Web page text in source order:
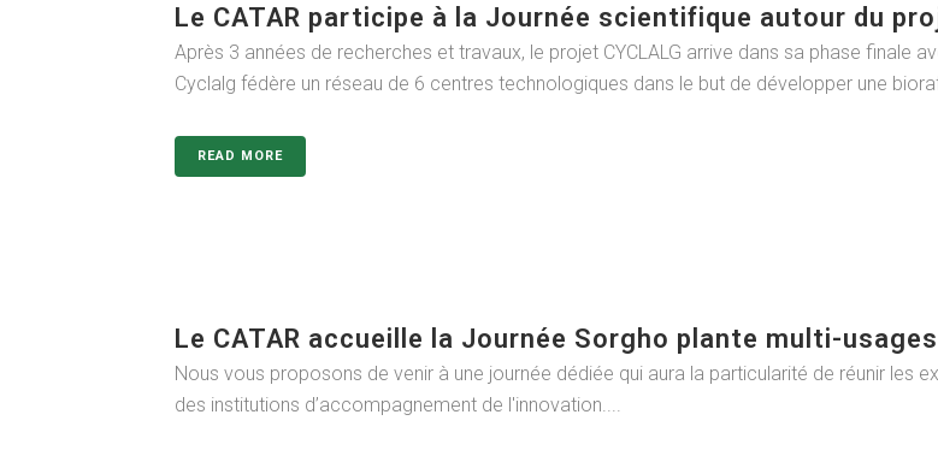
Le CATAR participe à la Journée scientifique autour du
Après 3 années de recherches et travaux, le projet CYCLALG arrive dans sa phase finale
Cyclalg fédère un réseau de 6 centres technologiques dans le but de développer une
READ MORE
Le CATAR accueille la Journée Sorgho plante multi-
Nous vous proposons de venir à une journée dédiée qui aura la particularité de réunir les
des institutions d’accompagnement de l'innovation....